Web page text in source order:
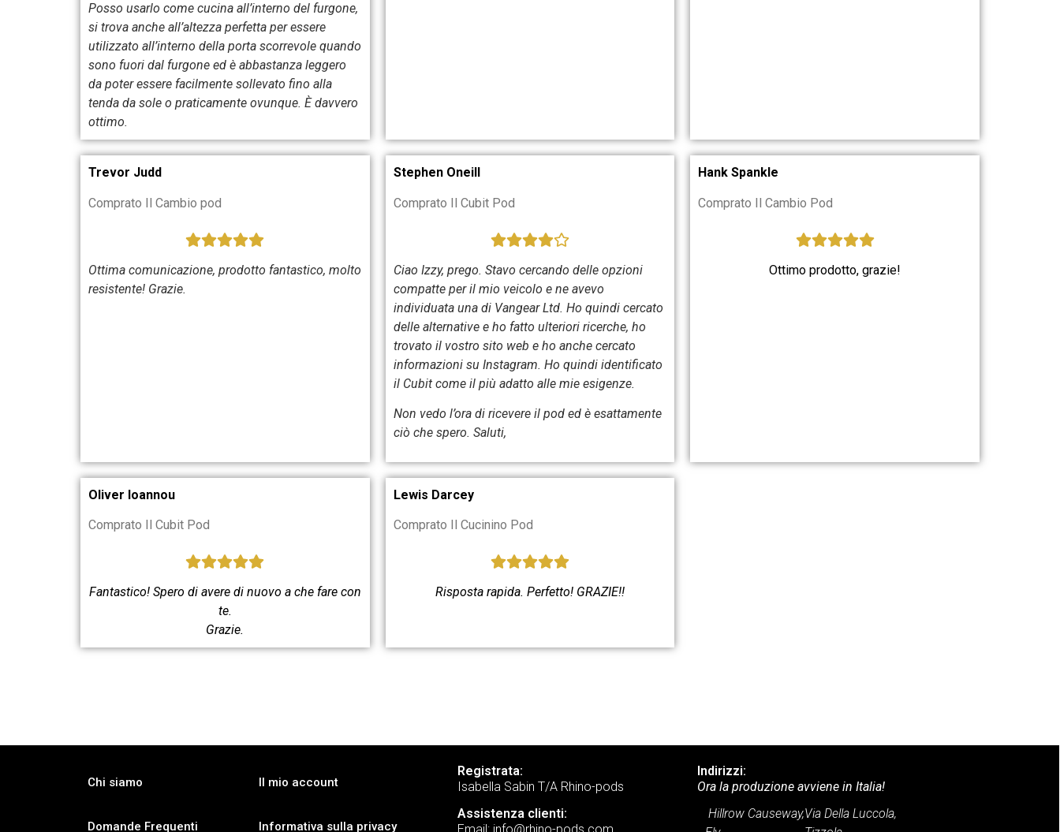
Posso usarlo come cucina all’interno del furgone,
si trova anche all’altezza perfetta per essere
utilizzato all’interno della porta scorrevole quando
sono fuori dal furgone ed è abbastanza leggero
da poter essere facilmente sollevato fino alla
tenda da sole o praticamente ovunque. È davvero
ottimo.
Trevor Judd
Comprato Il Cambio pod
Ottima comunicazione, prodotto fantastico, molto
resistente! Grazie.
Stephen Oneill
Comprato Il Cubit Pod
Ciao Izzy, prego. Stavo cercando delle opzioni
compatte per il mio veicolo e ne avevo
individuata una di Vangear Ltd. Ho quindi cercato
delle alternative e ho fatto ulteriori ricerche, ho
trovato il vostro sito web e ho anche cercato
informazioni su Instagram. Ho quindi identificato
il Cubit come il più adatto alle mie esigenze.
Non vedo l’ora di ricevere il pod ed è esattamente
ciò che spero. Saluti,
Hank Spankle
Comprato Il Cambio Pod
Ottimo prodotto, grazie!
Oliver Ioannou
Comprato Il Cubit Pod
Fantastico! Spero di avere di nuovo a che fare con
te.
Grazie.
Lewis Darcey
Comprato Il Cucinino Pod
Risposta rapida. Perfetto! GRAZIE!!
Chi siamo
Domande Frequenti
Il mio account
Informativa sulla privacy
Registrata:
Isabella Sabin T/A Rhino-pods
Assistenza clienti:
Indirizzi:
Ora la produzione avviene in Italia!
Hillrow Causeway,Via Della Luccola,